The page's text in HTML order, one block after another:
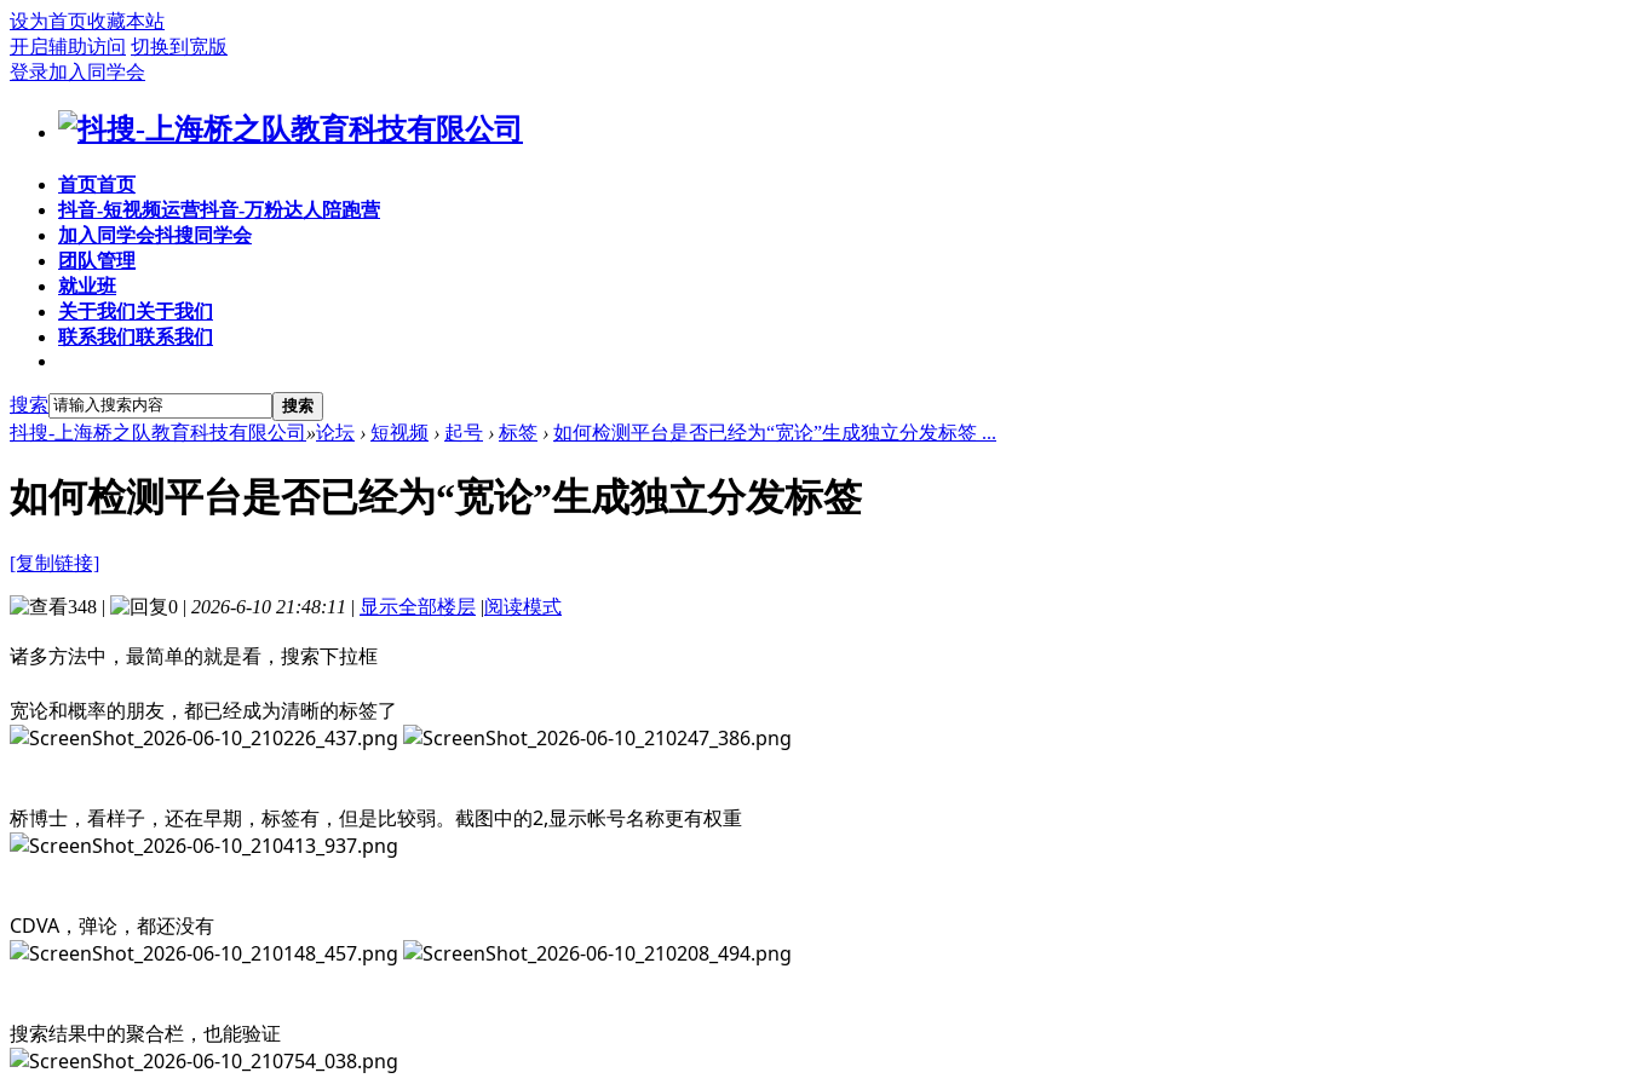
设为首页收藏本站
开启辅助访问 切换到宽版
登录加入同学会
首页首页
抖音-短视频运营抖音-万粉达人陪跑营
加入同学会抖搜同学会
团队管理
就业班
关于我们关于我们
联系我们联系我们
搜索 搜索
抖搜-上海桥之队教育科技有限公司 »论坛 › 短视频 › 起号 › 标签 › 如何检测平台是否已经为“宽论”生成独立分发标签 ...
如何检测平台是否已经为“宽论”生成独立分发标签
[复制链接]
348 | 0 | 2026-6-10 21:48:11 | 显示全部楼层 |阅读模式
诸多方法中，最简单的就是看，搜索下拉框
宽论和概率的朋友，都已经成为清晰的标签了
桥博士，看样子，还在早期，标签有，但是比较弱。截图中的2,显示帐号名称更有权重
CDVA，弹论，都还没有
搜索结果中的聚合栏，也能验证